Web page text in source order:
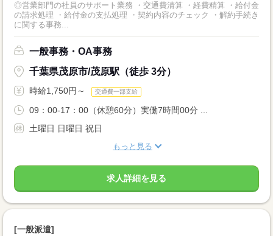
◎営業部門の社員のサポート業務 ・交通費清算 ・経費精算 ・給付金
の請求処理 ・給付金の支払処理 ・契約内容のチェック ・解約手続き
に関する事務...
一般事務・OA事務
千葉県茂原市/茂原駅（徒歩 3分）
時給1,750円～ 交通費一部支給
09：00-17：00（休憩60分）実働7時間00分 ...
土曜日 日曜日 祝日
もっと見る
求人詳細を見る
[一般派遣]